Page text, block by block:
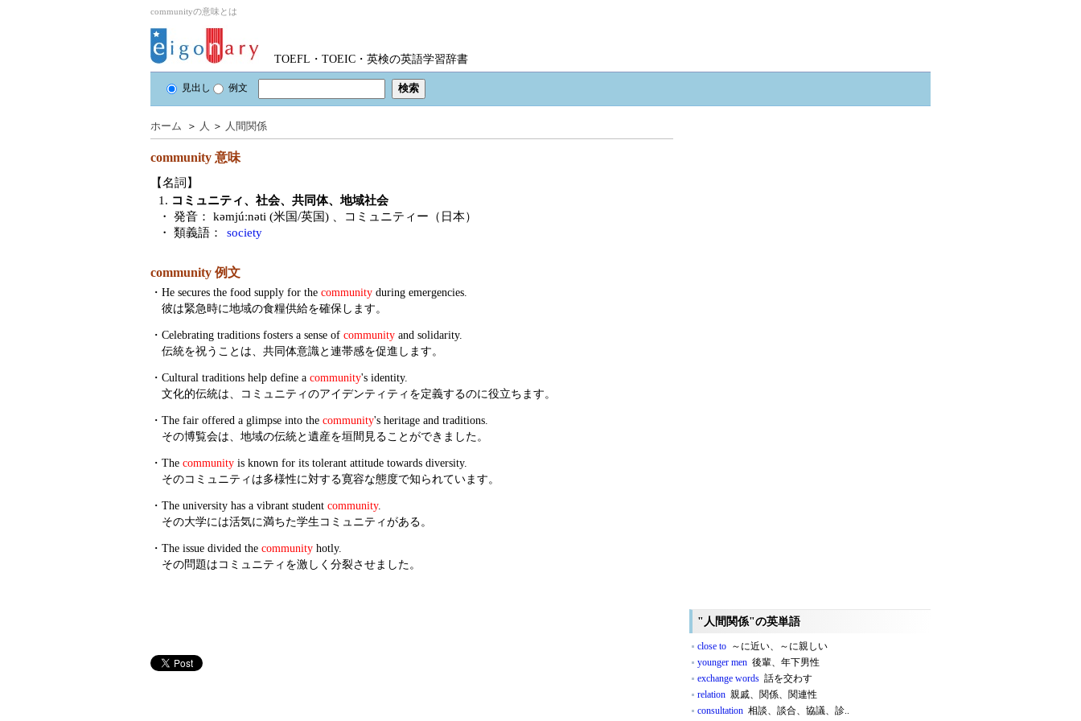
communityの意味とは
TOEFL・TOEIC・英検の英語学習辞書
見出し 例文
ホーム ＞ 人 ＞ 人間関係
community 意味
【名詞】
1. コミュニティ、社会、共同体、地域社会
・ 発音：
kəmjúːnəti (米国/英国)
、コミュニティー（日本）
・ 類義語：
society
community 例文
・ He secures the food supply for the community during emergencies.
彼は緊急時に地域の食糧供給を確保します。
・ Celebrating traditions fosters a sense of community and solidarity.
伝統を祝うことは、共同体意識と連帯感を促進します。
・ Cultural traditions help define a community's identity.
文化的伝統は、コミュニティのアイデンティティを定義するのに役立ちます。
・ The fair offered a glimpse into the community's heritage and traditions.
その博覧会は、地域の伝統と遺産を垣間見ることができました。
・ The community is known for its tolerant attitude towards diversity.
そのコミュニティは多様性に対する寛容な態度で知られています。
・ The university has a vibrant student community.
その大学には活気に満ちた学生コミュニティがある。
・ The issue divided the community hotly.
その問題はコミュニティを激しく分裂させました。
"人間関係"の英単語
close to ～に近い、～に親しい
younger men 後輩、年下男性
exchange words 話を交わす
relation 親戚、関係、関連性
consultation 相談、談合、協議、診..